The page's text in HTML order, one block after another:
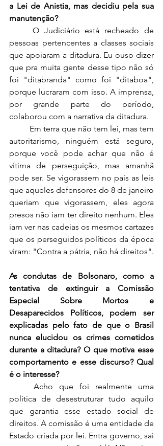
a Lei de Anistia, mas decidiu pela sua
manutenção?
pessoas pertencentes a classes sociais
que apoiaram a ditadura. Eu ouso dizer
que pra muita gente desse tipo não só
foi "ditabranda" como foi "ditaboa",
porque lucraram com isso. A imprensa,
por grande parte do período,
colaborou com a narrativa da ditadura.
autoritarismo, ninguém está seguro,
porque você pode achar que não é
vítima de perseguição, mas amanhã
pode ser. Se vigorassem no país as leis
que aqueles defensores do 8 de janeiro
queriam que vigorassem, eles agora
presos não iam ter direito nenhum. Eles
iam ver nas cadeias os mesmos cartazes
que os perseguidos políticos da época
As condutas de Bolsonaro, como a
tentativa de extinguir a Comissão
Especial Sobre Mortos e
Desaparecidos Políticos, podem ser
explicadas pelo fato de que o Brasil
nunca elucidou os crimes cometidos
durante a ditadura? O que motiva esse
comportamento e esse discurso? Qual
é o interesse?
política de desestruturar tudo aquilo
que garantia esse estado social de
direitos. A comissão é uma entidade de
Estado criada por lei. Entra governo, sai